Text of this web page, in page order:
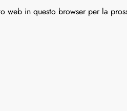
web in questo browser per la